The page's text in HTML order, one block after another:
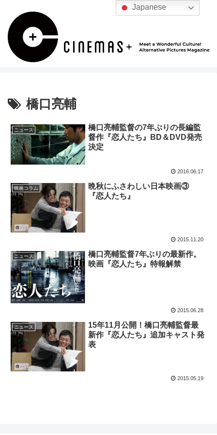
橋口亮輔
ニュース
橋口亮輔監督の7年ぶりの長編監
督作『恋人たち』BD＆DVD発売
決定
2016.06.17
映画コラム
晩秋にふさわしい日本映画③
『恋人たち』
2015.11.20
ニュース
橋口亮輔監督7年ぶりの最新作。
映画『恋人たち』特報解禁
2015.06.28
ニュース
15年11月公開！橋口亮輔監督最
新作『恋人たち』追加キャスト発
表
2015.05.19
Japanese